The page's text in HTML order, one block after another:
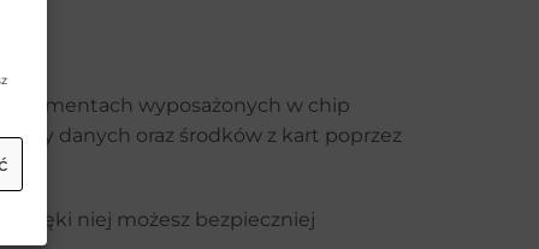
wyposażonych w chip
danych oraz środków z kart poprzez
Dzięki niej możesz bezpieczniej